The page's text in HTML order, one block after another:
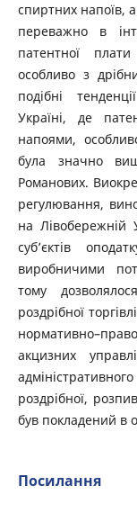
спиртних напоїв,
переважно в
патентної
особливо з
подібні
Україні, де
напоями,
була значно
Романових.
регулювання,
на Лівобережній
суб’єктів
виробничими
тому
роздрібної
акцизних
роздрібної,
був покладений в
Посилання